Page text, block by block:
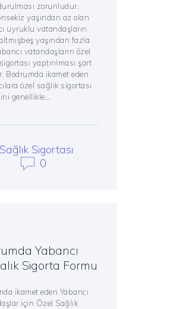
zorunludur.
yaşından az olan
uyruklu vatandaşların
yaşından fazla
vatandaşların özel
yaptırılması şart
Bodrumda ikamet eden
özel sağlık sigortası
genellikle…
Sigortası
0
Yabancı
Sigorta Formu
ikamet eden Yabancı
için Özel Sağlık